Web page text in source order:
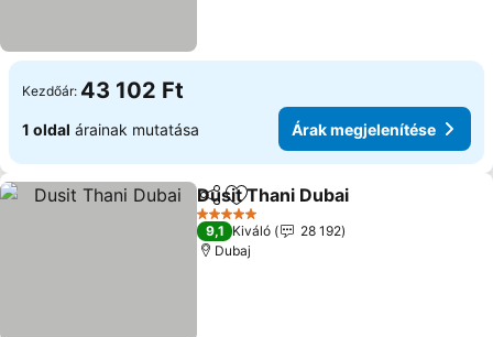
Kezdőár: 43 102 Ft
1 oldal árainak mutatása Árak megjelenítése
Megosztás
Hozzáadás a kedvencekhez
Dusit Thani Dubai
5 Kategória
9,1 Kiváló
28 192
Dubaj